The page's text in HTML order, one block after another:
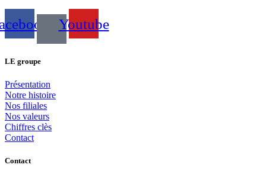
Youtube
LE groupe
Présentation
Notre histoire
Nos filiales
Nos valeurs
Chiffres clès
Contact
Contact